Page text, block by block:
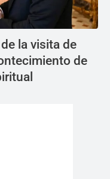
la visita de
de